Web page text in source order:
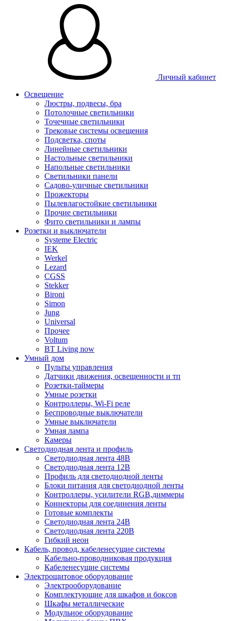
Личный кабинет
Освещение
Люстры, подвесы, бра
Потолочные светильники
Точечные светильники
Трековые системы освещения
Подсветка, споты
Линейные светильники
Настольные светильники
Напольные светильники
Светильники панели
Садово-уличные светильники
Прожекторы
Пылевлагостойкие светильники
Прочие светильники
Фито светильники и лампы
Розетки и выключатели
Systeme Electric
IEK
Werkel
Lezard
CGSS
Stekker
Bironi
Simon
Jung
Universal
Прочее
Voltum
BT Living now
Умный дом
Пульты управления
Датчики движения, освещенности и тп
Розетки-таймеры
Умные розетки
Контроллеры, Wi-Fi реле
Беспроводные выключатели
Умные выключатели
Умная лампа
Камеры
Светодиодная лента и профиль
Светодиодная лента 48В
Светодиодная лента 12В
Профиль для светодиодной ленты
Блоки питания для светодиодной ленты
Контроллеры, усилители RGB,диммеры
Коннекторы для соединения ленты
Готовые комплекты
Светодиодная лента 24В
Светодиодная лента 220В
Гибкий неон
Кабель, провод, кабеленесущие системы
Кабельно-проводниковая продукция
Кабеленесущие системы
Электрощитовое оборудование
Электрооборудование
Комплектующие для шкафов и боксов
Шкафы металлические
Модульное оборудование